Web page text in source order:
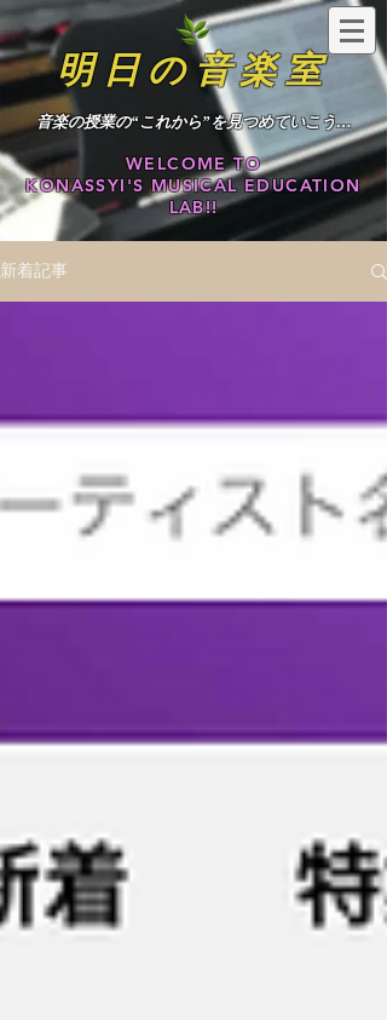
明日の音楽室
​音楽の授業の“これから”を見つめていこう…
WELCOME TO
KONASSYI'S MUSICAL EDUCATION
LAB!!
新着記事